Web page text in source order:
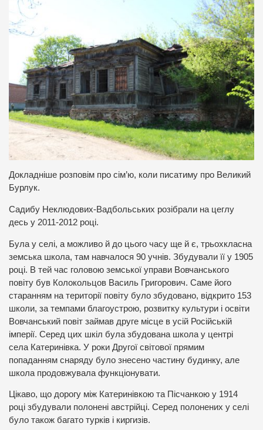
Докладніше розповім про сім’ю, коли писатиму про Великий
Бурлук.
Садибу Неклюдових-Вадбольських розібрали на цеглу
десь у 2011-2012 році.
Була у селі, а можливо й до цього часу ще й є, трьохкласна
земська школа, там навчалося 90 учнів. Збудували її у 1905
році. В тей час головою земської управи Вовчанського
повіту був Колокольцов Василь Григорович. Саме його
старанням на території повіту було збудовано, відкрито 153
школи, за темпами благоустрою, розвитку культури і освіти
Вовчанський повіт займав друге місце в усій Російській
імперії. Серед цих шкіл була збудована школа у центрі
села Катеринівка. У роки Другої світової прямим
попаданням снаряду було знесено частину будинку, але
школа продовжувала функціонувати.
Цікаво, що дорогу між Катеринівкою та Пісчанкою у 1914
році збудували полонені австрійці. Серед полонених у селі
було також багато турків і киргизів.